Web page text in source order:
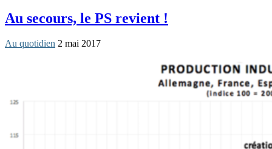
Au secours, le PS revient !
Au quotidien 2 mai 2017